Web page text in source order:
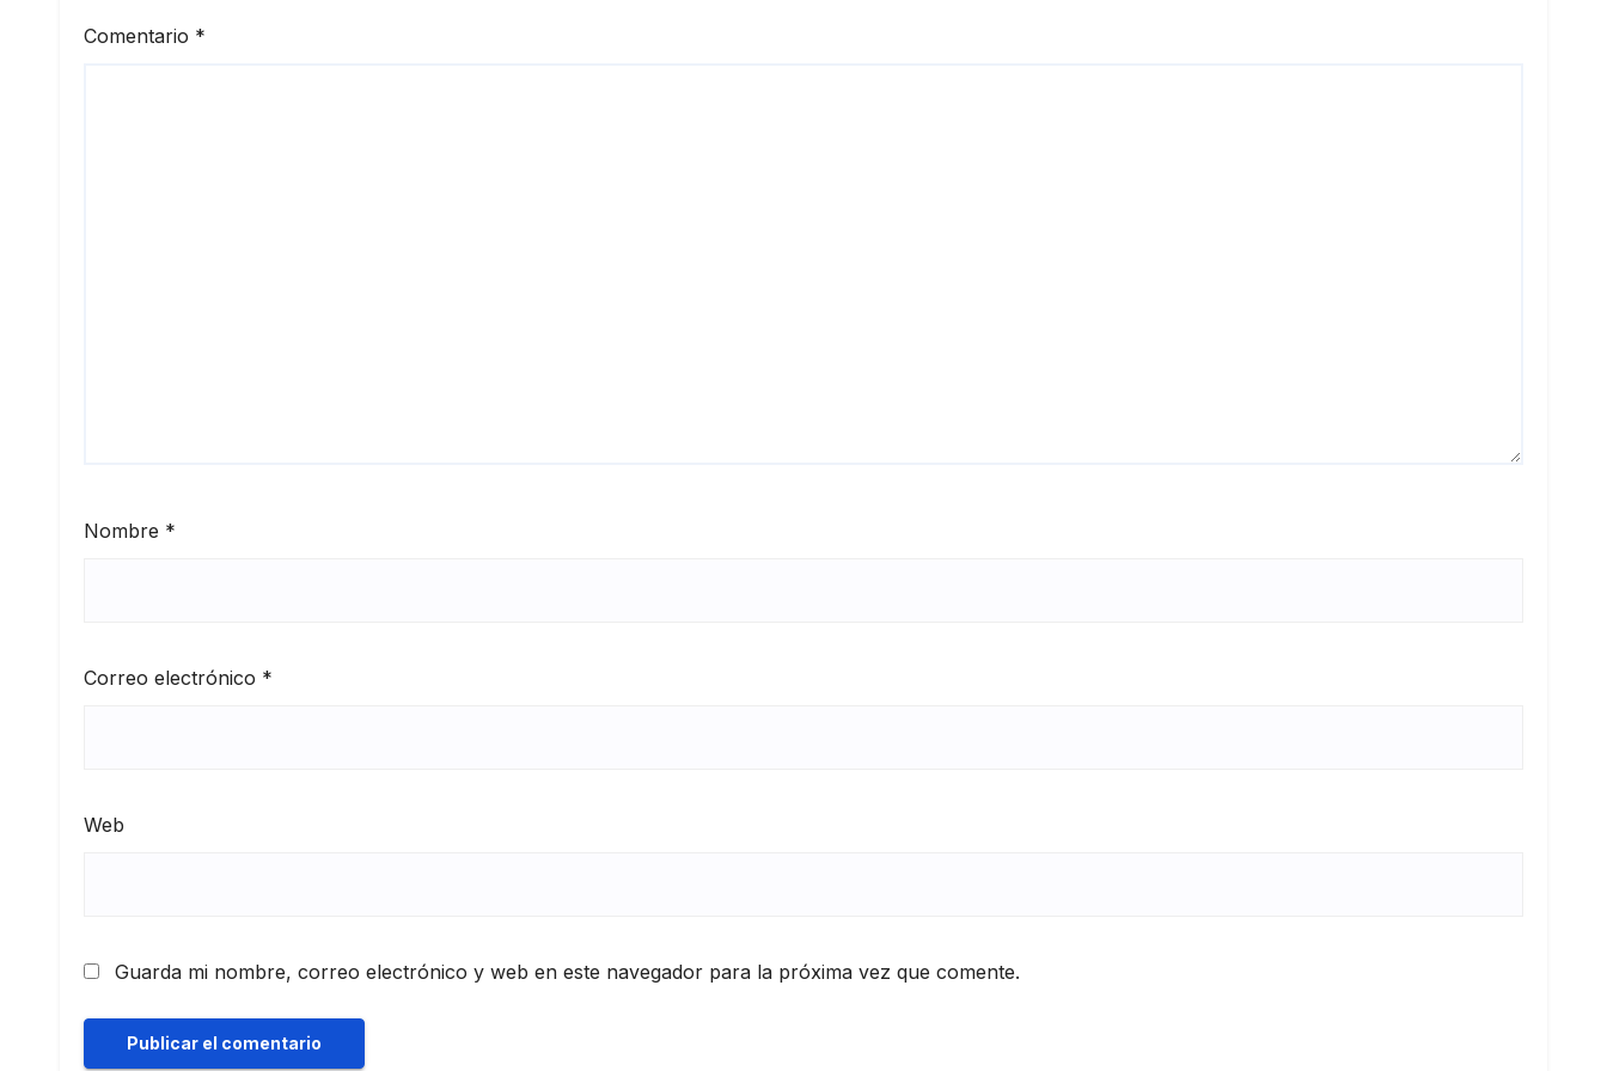
Comentario *
Nombre *
Correo electrónico *
Web
Guarda mi nombre, correo electrónico y web en este navegador para la próxima vez que comente.